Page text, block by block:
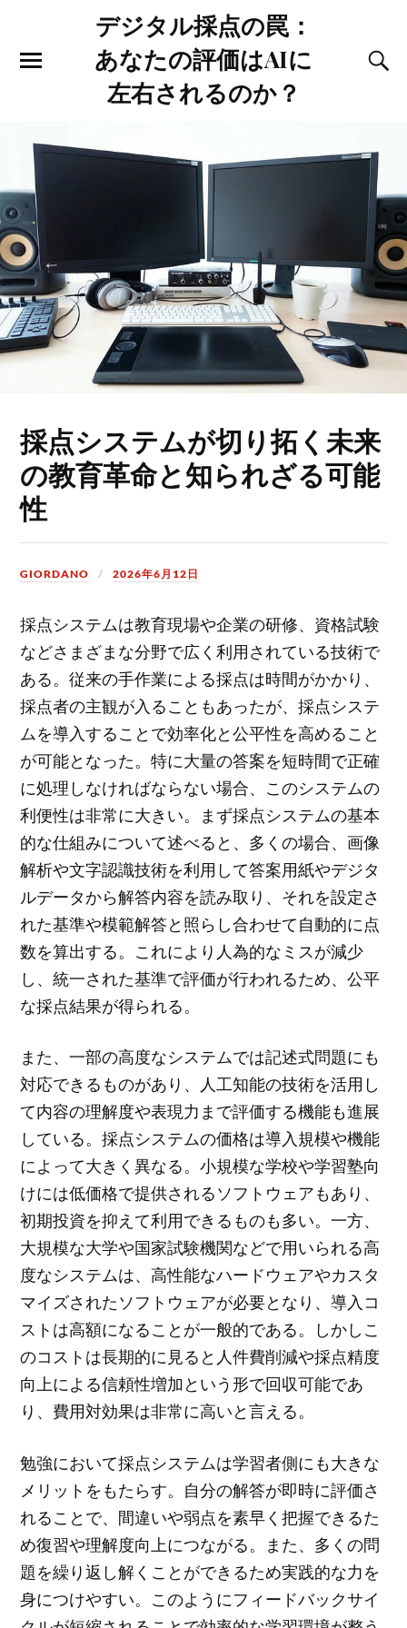
デジタル採点の罠：
あなたの評価はAIに
左右されるのか？
採点システムが切り拓く未来
の教育革命と知られざる可能
性
GIORDANO 2026年6月12日
採点システムは教育現場や企業の研修、資格試験
などさまざまな分野で広く利用されている技術で
ある。従来の手作業による採点は時間がかかり、
採点者の主観が入ることもあったが、採点システ
ムを導入することで効率化と公平性を高めること
が可能となった。特に大量の答案を短時間で正確
に処理しなければならない場合、このシステムの
利便性は非常に大きい。まず採点システムの基本
的な仕組みについて述べると、多くの場合、画像
解析や文字認識技術を利用して答案用紙やデジタ
ルデータから解答内容を読み取り、それを設定さ
れた基準や模範解答と照らし合わせて自動的に点
数を算出する。これにより人為的なミスが減少
し、統一された基準で評価が行われるため、公平
な採点結果が得られる。
また、一部の高度なシステムでは記述式問題にも
対応できるものがあり、人工知能の技術を活用し
て内容の理解度や表現力まで評価する機能も進展
している。採点システムの価格は導入規模や機能
によって大きく異なる。小規模な学校や学習塾向
けには低価格で提供されるソフトウェアもあり、
初期投資を抑えて利用できるものも多い。一方、
大規模な大学や国家試験機関などで用いられる高
度なシステムは、高性能なハードウェアやカスタ
マイズされたソフトウェアが必要となり、導入コ
ストは高額になることが一般的である。しかしこ
のコストは長期的に見ると人件費削減や採点精度
向上による信頼性増加という形で回収可能であ
り、費用対効果は非常に高いと言える。
勉強において採点システムは学習者側にも大きな
メリットをもたらす。自分の解答が即時に評価さ
れることで、間違いや弱点を素早く把握できるた
め復習や理解度向上につながる。また、多くの問
題を繰り返し解くことができるため実践的な力を
身につけやすい。このようにフィードバックサイ